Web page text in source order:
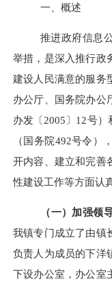
一、概述
推进政府信息
举措，是深入推行政
建设人民满意的服务
办公厅、国务院办公
办发 〔2005〕12号）
（国务院492号令），
开内容、建立和完善
性建设工作等方面认
（一）加强领
我镇专门成立了由镇
负责人为成员的下洋
下设办公室，办公室